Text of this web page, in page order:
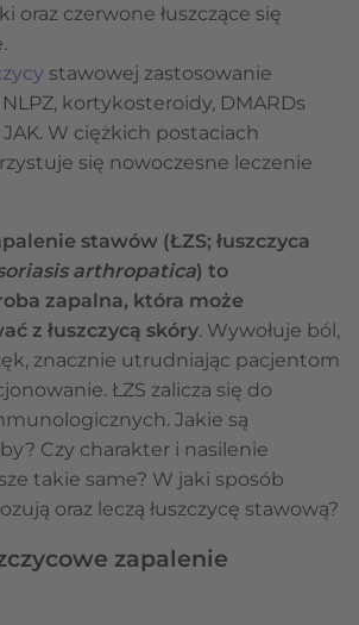
oraz czerwone łuszczące się
stawowej zastosowanie
kortykosteroidy, DMARDs
W ciężkich postaciach
się nowoczesne leczenie
stawów (ŁZS; łuszczyca
arthropatica) to
zapalna, która może
z łuszczycą skóry. Wywołuje ból,
znacznie utrudniając pacjentom
ŁZS zalicza się do
Jakie są
Czy charakter i nasilenie
takie same? W jaki sposób
oraz leczą łuszczycę stawową?
zapalenie